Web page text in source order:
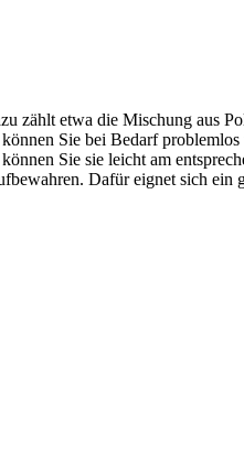
zählt etwa die Mischung aus
Sie bei Bedarf
Sie sie leicht am
Dafür eignet sich ein